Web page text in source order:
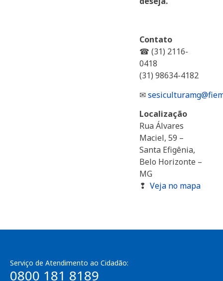
Contato
☎ (31) 2116-
0418
(31) 98634-4182
✉
Localização
Rua Álvares
Maciel, 59 –
Santa Efigênia,
Belo Horizonte –
MG
❢ Veja no mapa
Serviço de Atendimento ao Cidadão:
0800 181 8189